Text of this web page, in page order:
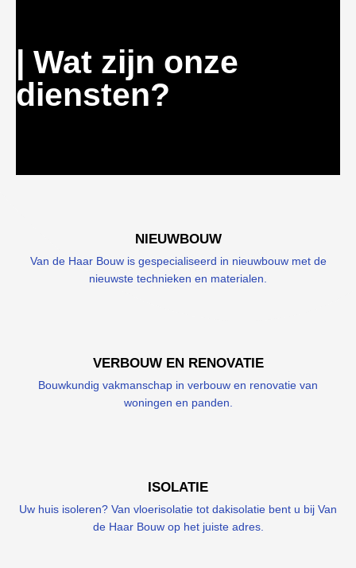
| Wat zijn onze
diensten?
NIEUWBOUW
Van de Haar Bouw is gespecialiseerd in nieuwbouw met de
nieuwste technieken en materialen.
VERBOUW EN RENOVATIE
Bouwkundig vakmanschap in verbouw en renovatie van
woningen en panden.
ISOLATIE
Uw huis isoleren? Van vloerisolatie tot dakisolatie bent u bij Van
de Haar Bouw op het juiste adres.